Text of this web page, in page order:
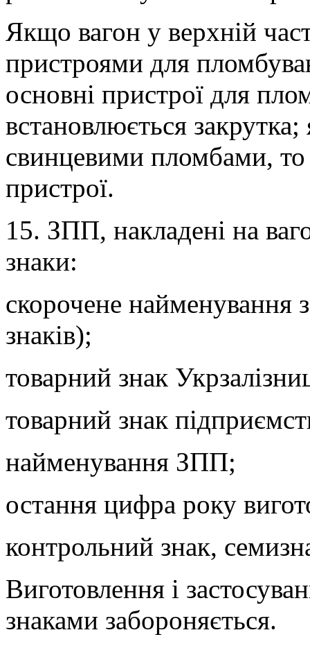
Якщо вагон у верхній
пристроями для
основні пристрої для
встановлюється
свинцевими пломбами, то
пристрої.
15. ЗПП, накладені на
знаки:
скорочене найменування
знаків);
товарний знак
товарний знак
найменування ЗПП;
остання цифра року
контрольний знак,
Виготовлення і
знаками забороняється.